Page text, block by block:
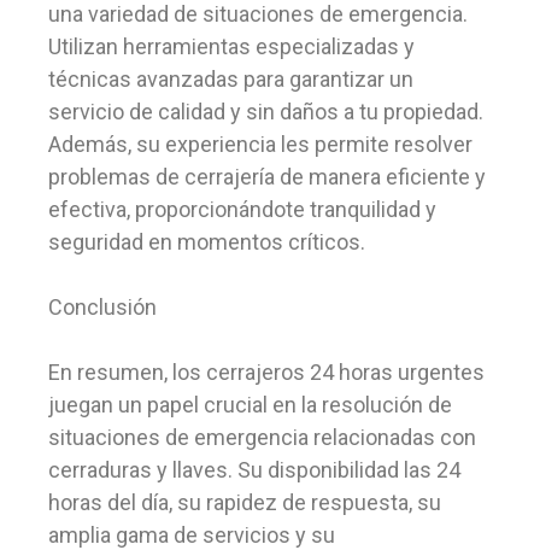
una variedad de situaciones de emergencia.
Utilizan herramientas especializadas y
técnicas avanzadas para garantizar un
servicio de calidad y sin daños a tu propiedad.
Además, su experiencia les permite resolver
problemas de cerrajería de manera eficiente y
efectiva, proporcionándote tranquilidad y
seguridad en momentos críticos.
Conclusión
En resumen, los cerrajeros 24 horas urgentes
juegan un papel crucial en la resolución de
situaciones de emergencia relacionadas con
cerraduras y llaves. Su disponibilidad las 24
horas del día, su rapidez de respuesta, su
amplia gama de servicios y su